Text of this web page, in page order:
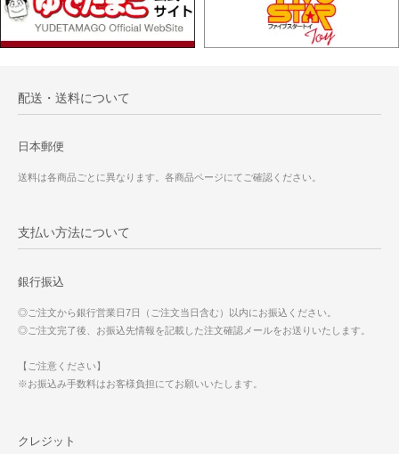
配送・送料について
日本郵便
送料は各商品ごとに異なります。各商品ページにてご確認ください。
支払い方法について
銀行振込
◎ご注文から銀行営業日7日（ご注文当日含む）以内にお振込ください。
◎ご注文完了後、お振込先情報を記載した注文確認メールをお送りいたします。
【ご注意ください】
※お振込み手数料はお客様負担にてお願いいたします。
クレジット